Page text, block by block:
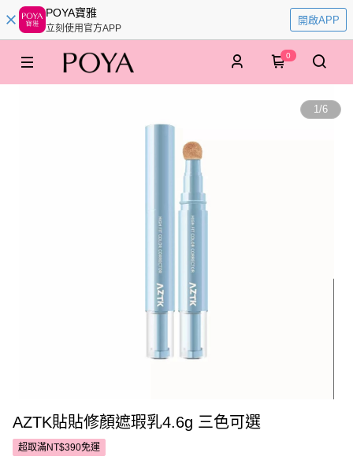
POYA寶雅
立刻使用官方APP
開啟APP
0
1/6
AZTK貼貼修顏遮瑕乳4.6g 三色可選
超取滿NT$390免運